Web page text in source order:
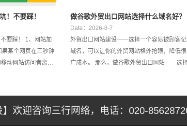
！不要踩！
、网站加
动网站访问者离
能希望它们
做谷歌外贸出口网站选择什么域名好？
Date：2026-8-7
外贸出口网站建设——选择一个容易被顾客记
域名，可以让你的外贸网站格外抢眼，降低
广成本。 那么，做谷歌外贸出口网站——选择什么
是首字母）。 这样做的好
】欢迎咨询三行网络，电话：020-